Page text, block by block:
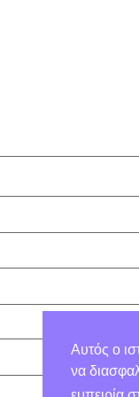
Αυτός ο
να